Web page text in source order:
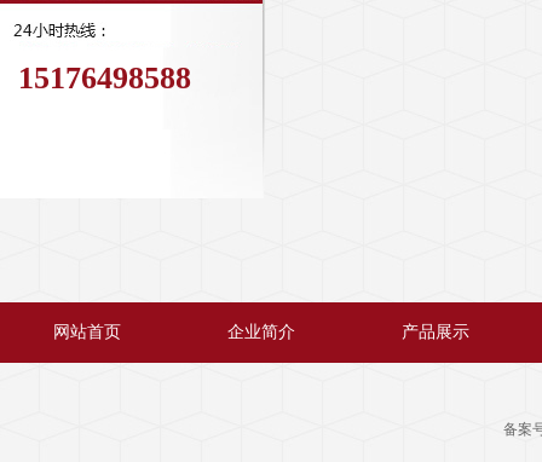
15176498588
网站首页 企业简介 产品展示
备案